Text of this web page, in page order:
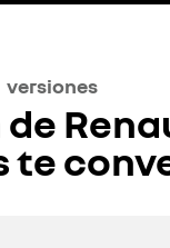
versiones
te